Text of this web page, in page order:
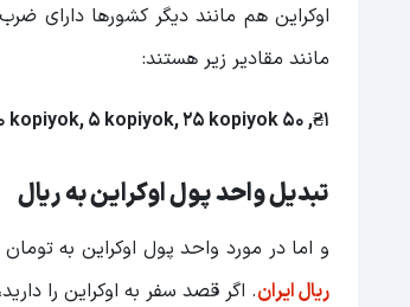
اوکراین هم مانند دیگر کشورها
مانند مقادیر زیر هستند:
₴1, 50 Kopiyok, 2 kopiyok, 1 kopiyok, 10 kopiyok, 5 kopiyok, 25 kopiyok
تبدیل واحد پول اوکراین به ریال
و اما در مورد واحد پول اوکراین به تومان
ریال ایران. اگر قصد سفر به اوکراین را